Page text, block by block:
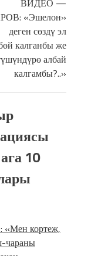
ВИДЕО —
«Эшелон»
деген сөздү эл
калганбы же
албай
калгамбы?..»
10
кортеж,
чараны